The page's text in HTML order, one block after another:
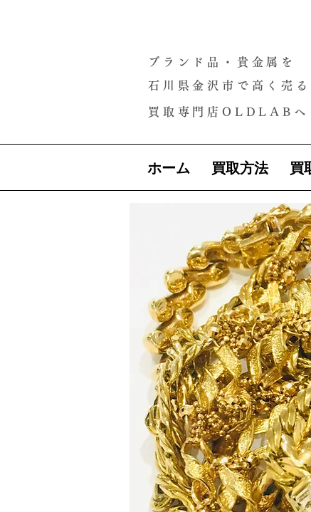
ブランド品・貴金属を
石川県金沢市で高く売る
買取専門店OLDLABへ
ホーム 買取方法 買